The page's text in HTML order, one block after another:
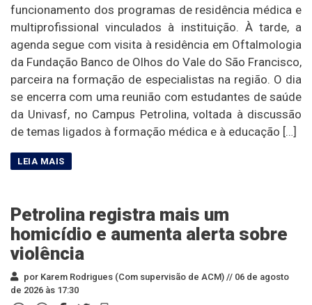
funcionamento dos programas de residência médica e
multiprofissional vinculados à instituição. À tarde, a
agenda segue com visita à residência em Oftalmologia
da Fundação Banco de Olhos do Vale do São Francisco,
parceira na formação de especialistas na região. O dia
se encerra com uma reunião com estudantes de saúde
da Univasf, no Campus Petrolina, voltada à discussão
de temas ligados à formação médica e à educação […]
Petrolina registra mais um
homicídio e aumenta alerta sobre
violência
por Karem Rodrigues (Com supervisão de ACM) // 06 de agosto
de 2026 às 17:30